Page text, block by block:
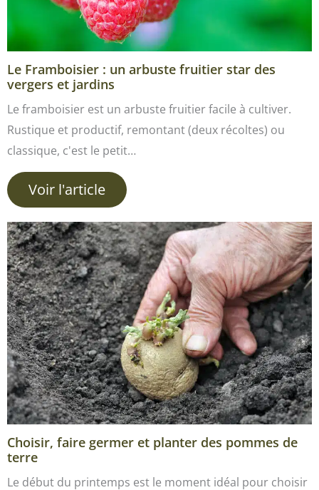
Le Framboisier : un arbuste fruitier star des
vergers et jardins
Le framboisier est un arbuste fruitier facile à cultiver.
Rustique et productif, remontant (deux récoltes) ou
classique, c'est le petit…
Voir l'article
Choisir, faire germer et planter des pommes de
terre
Le début du printemps est le moment idéal pour choisir